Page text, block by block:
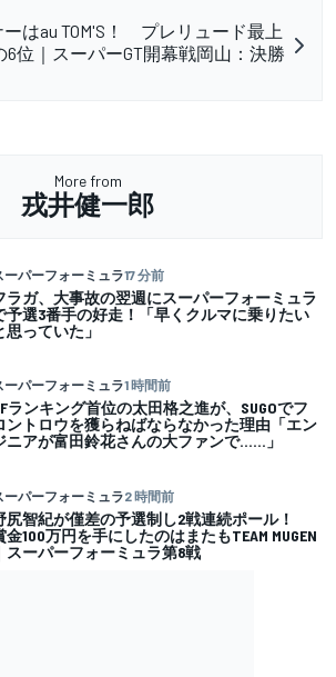
はau TOM'S！ プレリュード最上
6位｜スーパーGT開幕戦岡山：決勝
More from
戎井健一郎
ーパーフォーミュラ17 分前
ラガ、大事故の翌週にスーパーフォーミュラ
予選3番手の好走！「早くクルマに乗りたい
思っていた」
ーパーフォーミュラ1 時間前
ランキング首位の太田格之進が、SUGOでフ
ントロウを獲らねばならなかった理由「エン
ニアが富田鈴花さんの大ファンで……」
ーパーフォーミュラ2 時間前
尻智紀が僅差の予選制し2戦連続ポール！
金100万円を手にしたのはまたもTEAM MUGEN
スーパーフォーミュラ第8戦